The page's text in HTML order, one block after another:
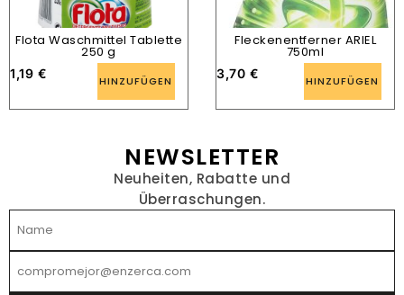
Flota Waschmittel Tablette
250 g
1,19 € HINZUFÜGEN
Fleckenentferner ARIEL
750ml
3,70 € HINZUFÜGEN
NEWSLETTER
Neuheiten, Rabatte und
Überraschungen.